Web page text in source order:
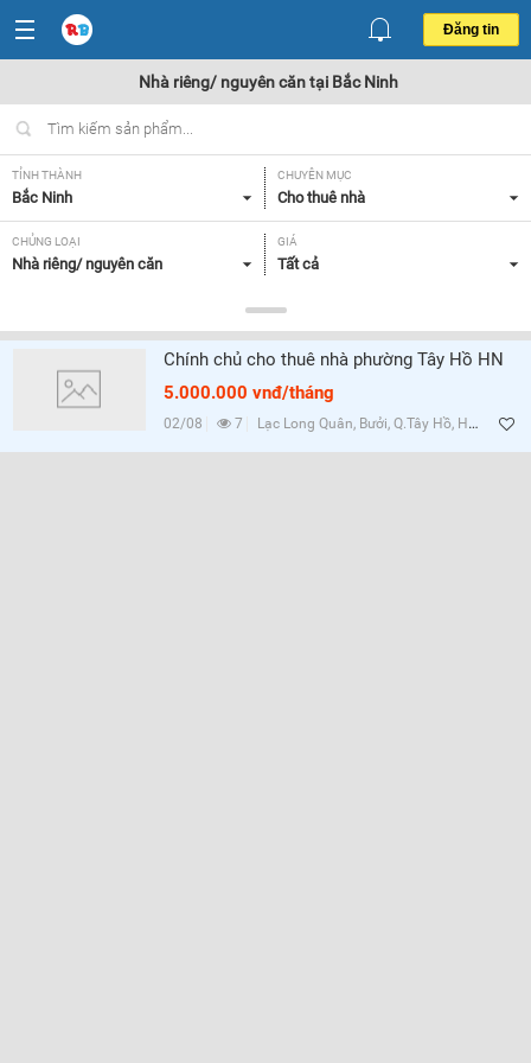
Đăng tin
Nhà riêng/ nguyên căn tại Bắc Ninh
TỈNH THÀNH
Bắc Ninh
CHUYÊN MỤC
Cho thuê nhà
CHỦNG LOẠI
Nhà riêng/ nguyên căn
GIÁ
Tất cả
Tất cả
SỐ PHÒNG NGỦ
Tất cả
TIỆN ÍCH
Chính chủ cho thuê nhà phường Tây Hồ HN
5.000.000 vnđ/tháng
02/08 7 Lạc Long Quân, Bưởi, Q.Tây Hồ, Hà Nội